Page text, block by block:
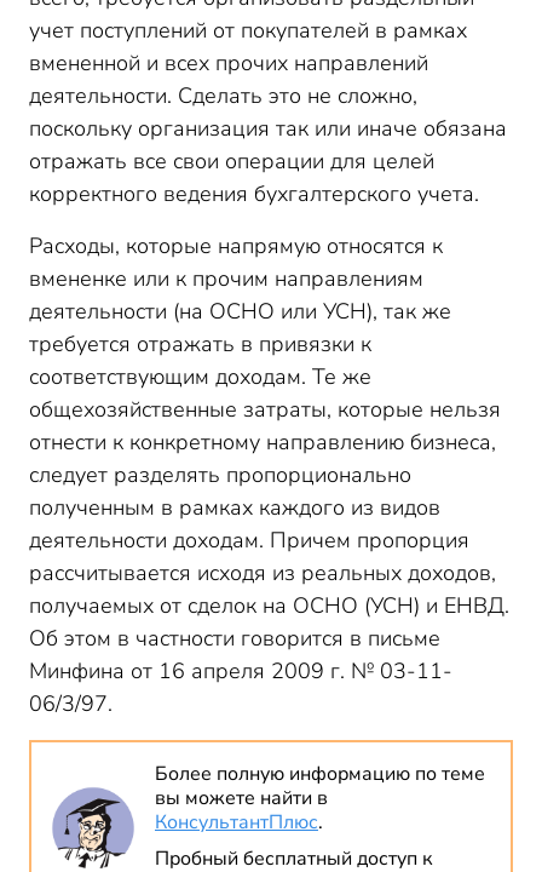
учет поступлений от покупателей в рамках
вмененной и всех прочих направлений
деятельности. Сделать это не сложно,
поскольку организация так или иначе обязана
отражать все свои операции для целей
корректного ведения бухгалтерского учета.
Расходы, которые напрямую относятся к
вмененке или к прочим направлениям
деятельности (на ОСНО или УСН), так же
требуется отражать в привязки к
соответствующим доходам. Те же
общехозяйственные затраты, которые нельзя
отнести к конкретному направлению бизнеса,
следует разделять пропорционально
полученным в рамках каждого из видов
деятельности доходам. Причем пропорция
рассчитывается исходя из реальных доходов,
получаемых от сделок на ОСНО (УСН) и ЕНВД.
Об этом в частности говорится в письме
Минфина от 16 апреля 2009 г. № 03-11-
06/3/97.
Более полную информацию по теме
вы можете найти в
КонсультантПлюс.
Пробный бесплатный доступ к